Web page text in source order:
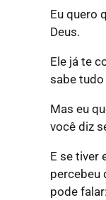
Eu quero
Deus.
Ele já te
sabe
Mas eu
você diz
E se tiver
percebeu
pode falar: